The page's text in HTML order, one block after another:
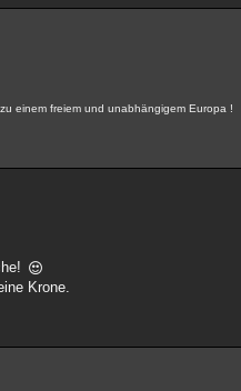
einem freiem und unabhängigem Europa !
Krone.